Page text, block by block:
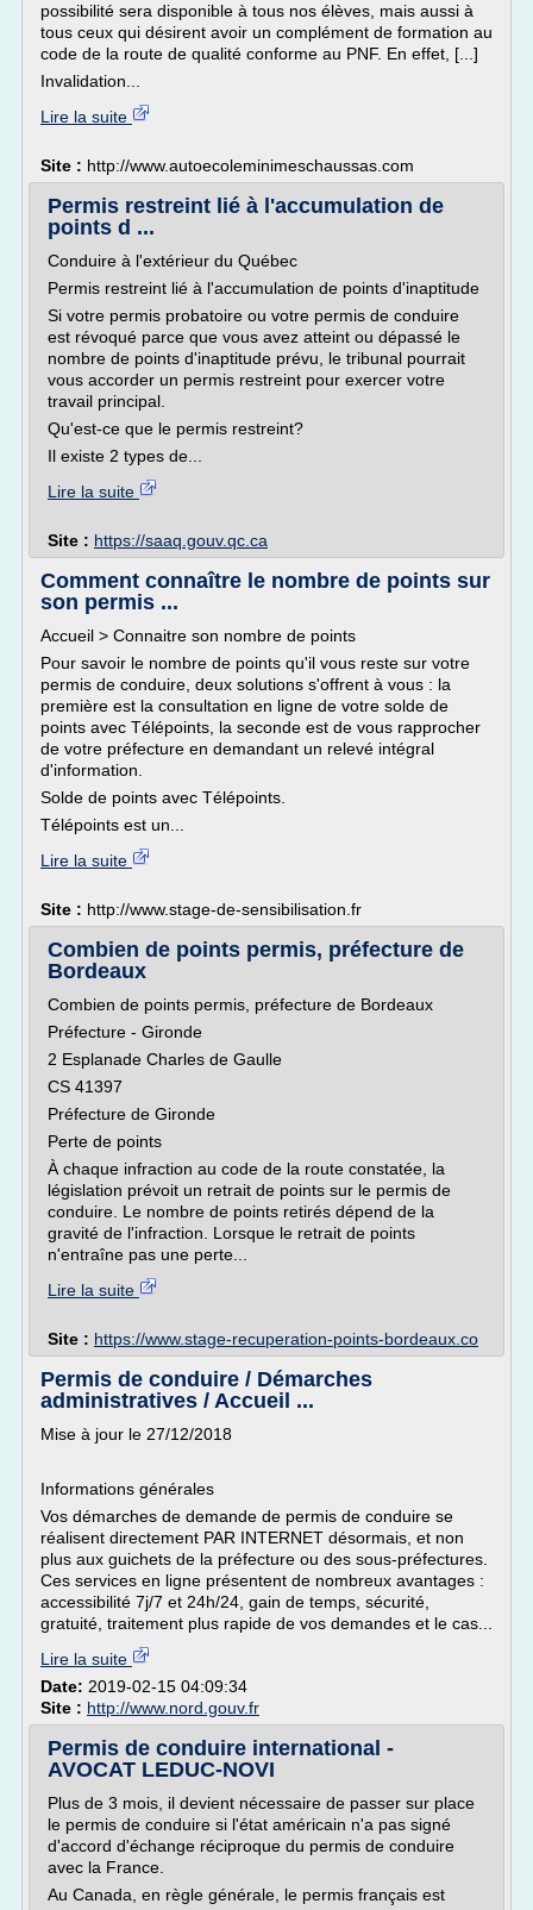
possibilité sera disponible à tous nos élèves, mais aussi à
tous ceux qui désirent avoir un complément de formation au
code de la route de qualité conforme au PNF. En effet, [...]
Invalidation...
Lire la suite
Site : http://www.autoecoleminimeschaussas.com
Permis restreint lié à l'accumulation de
points d ...
Conduire à l'extérieur du Québec
Permis restreint lié à l'accumulation de points d'inaptitude
Si votre permis probatoire ou votre permis de conduire
est révoqué parce que vous avez atteint ou dépassé le
nombre de points d'inaptitude prévu, le tribunal pourrait
vous accorder un permis restreint pour exercer votre
travail principal.
Qu'est-ce que le permis restreint?
Il existe 2 types de...
Lire la suite
Site : https://saaq.gouv.qc.ca
Comment connaître le nombre de points sur
son permis ...
Accueil > Connaitre son nombre de points
Pour savoir le nombre de points qu'il vous reste sur votre
permis de conduire, deux solutions s'offrent à vous : la
première est la consultation en ligne de votre solde de
points avec Télépoints, la seconde est de vous rapprocher
de votre préfecture en demandant un relevé intégral
d'information.
Solde de points avec Télépoints.
Télépoints est un...
Lire la suite
Site : http://www.stage-de-sensibilisation.fr
Combien de points permis, préfecture de
Bordeaux
Combien de points permis, préfecture de Bordeaux
Préfecture - Gironde
2 Esplanade Charles de Gaulle
CS 41397
Préfecture de Gironde
Perte de points
À chaque infraction au code de la route constatée, la
législation prévoit un retrait de points sur le permis de
conduire. Le nombre de points retirés dépend de la
gravité de l'infraction. Lorsque le retrait de points
n'entraîne pas une perte...
Lire la suite
Site : https://www.stage-recuperation-points-bordeaux.co
Permis de conduire / Démarches
administratives / Accueil ...
Mise à jour le 27/12/2018
Informations générales
Vos démarches de demande de permis de conduire se
réalisent directement PAR INTERNET désormais, et non
plus aux guichets de la préfecture ou des sous-préfectures.
Ces services en ligne présentent de nombreux avantages :
accessibilité 7j/7 et 24h/24, gain de temps, sécurité,
gratuité, traitement plus rapide de vos demandes et le cas...
Lire la suite
Date: 2019-02-15 04:09:34
Site : http://www.nord.gouv.fr
Permis de conduire international -
AVOCAT LEDUC-NOVI
Plus de 3 mois, il devient nécessaire de passer sur place
le permis de conduire si l'état américain n'a pas signé
d'accord d'échange réciproque du permis de conduire
avec la France.
Au Canada, en règle générale, le permis français est